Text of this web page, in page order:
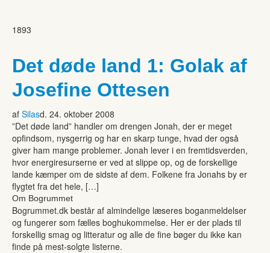
1893
Det døde land 1: Golak af
Josefine Ottesen
af Silasd. 24. oktober 2008
”Det døde land” handler om drengen Jonah, der er meget
opfindsom, nysgerrig og har en skarp tunge, hvad der også
giver ham mange problemer. Jonah lever i en fremtidsverden,
hvor energiresurserne er ved at slippe op, og de forskellige
lande kæmper om de sidste af dem. Folkene fra Jonahs by er
flygtet fra det hele, […]
Om Bogrummet
Bogrummet.dk består af almindelige læseres boganmeldelser
og fungerer som fælles boghukommelse. Her er der plads til
forskellig smag og litteratur og alle de fine bøger du ikke kan
finde på mest-solgte listerne.